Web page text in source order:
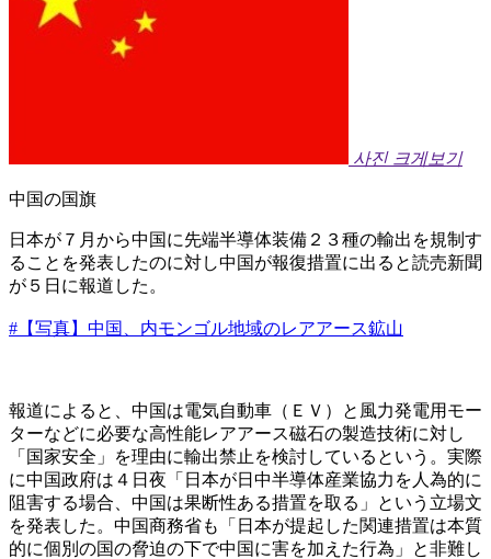
사진 크게보기
中国の国旗
日本が７月から中国に先端半導体装備２３種の輸出を規制す
ることを発表したのに対し中国が報復措置に出ると読売新聞
が５日に報道した。
#【写真】中国、内モンゴル地域のレアアース鉱山
報道によると、中国は電気自動車（ＥＶ）と風力発電用モー
ターなどに必要な高性能レアアース磁石の製造技術に対し
「国家安全」を理由に輸出禁止を検討しているという。実際
に中国政府は４日夜「日本が日中半導体産業協力を人為的に
阻害する場合、中国は果断性ある措置を取る」という立場文
を発表した。中国商務省も「日本が提起した関連措置は本質
的に個別の国の脅迫の下で中国に害を加えた行為」と非難し